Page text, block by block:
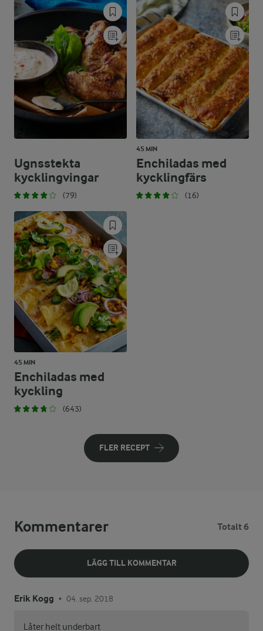
Ugnsstekta
kycklingvingar
(79)
45 MIN
Enchiladas med
kycklingfärs
(16)
45 MIN
Enchiladas med
kyckling
(643)
FLER RECEPT
Kommentarer Totalt 6
LÄGG TILL KOMMENTAR
Erik Kogg • 04. sep. 2018
Låter helt underbart